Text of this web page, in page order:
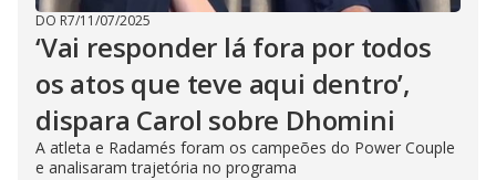
DO R7/11/07/2025
‘Vai responder lá fora por todos
os atos que teve aqui dentro’,
dispara Carol sobre Dhomini
A atleta e Radamés foram os campeões do Power Couple
e analisaram trajetória no programa